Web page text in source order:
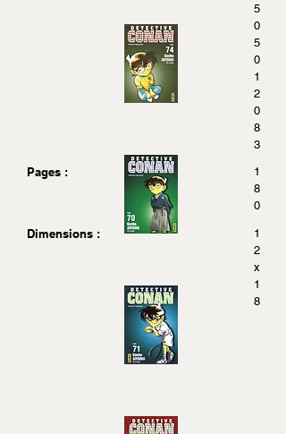
5
0
5
0
1
2
0
8
3
Pages :
1
8
0
Dimensions :
1
2
x
1
8